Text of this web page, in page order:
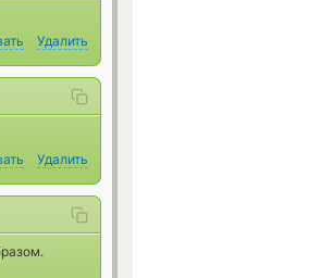
Удалить
Удалить